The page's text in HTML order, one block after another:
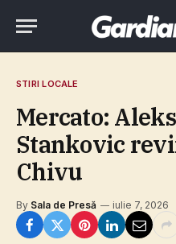
STIRI LOCALE
Mercato:
Stankovic
Chivu
By Sala de Presă iulie 7, 2026